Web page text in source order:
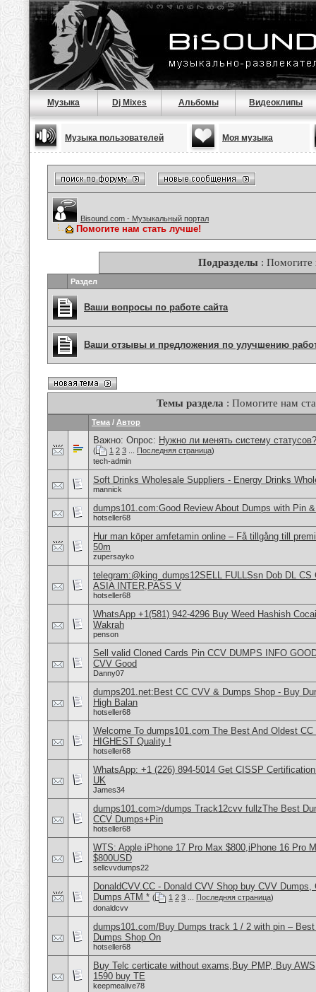
Музыка Dj Mixes Альбомы Видеоклипы
Музыка пользователей Моя музыка
Bisound.com - Музыкальный портал
Помогите нам стать лучше!
Подразделы : Помогите
Раздел
Ваши вопросы по работе сайта
Ваши отзывы и предложения по улучшению
Темы раздела : Помогите нам
Тема / Автор
Важно: Опрос: Нужно ли менять систему статусов?
( 1 2 3 Последняя страница)
tech-admin
Soft Drinks Wholesale Suppliers - Energy Drinks
mannick
dumps101.com:Good Review About Dumps with Pin
hotseller68
Hur man köper amfetamin online – Få tillgång till
50m
zupersayko
telegram:@king_dumps12SELL FULLSsn Dob DL
ASIA INTER,PASS V
hotseller68
WhatsApp +1(581) 942-4296 Buy Weed Hashish
Wakrah
penson
Sell valid Cloned Cards Pin CCV DUMPS INFO
CVV Good
Danny07
dumps201.net:Best CC CVV & Dumps Shop - Buy
High Balan
hotseller68
Welcome To dumps101.com The Best And Oldest
HIGHEST Quality !
hotseller68
WhatsApp: +1 (226) 894-5014​ Get CISSP
UK
James34
dumps101.com>/dumps Track12cvv fullzThe Best
CCV Dumps+Pin
hotseller68
WTS: Apple iPhone 17 Pro Max $800,iPhone 16 Pro
$800USD
sellcvvdumps22
DonaldCVV.CC - Donald CVV Shop buy CVV
Dumps ATM * ( 1 2 3 Последняя страница)
donaldcvv
dumps101.com/Buy Dumps track 1 / 2 with pin –
Dumps Shop On
hotseller68
Buy Telc certicate without exams,Buy PMP, Buy
1590 buy TE
keepmealive78